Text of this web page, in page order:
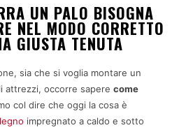
UN PALO BISOGNA
NEL MODO CORRETTO
GIUSTA TENUTA
sia che si voglia montare un
attrezzi, occorre sapere come
col dire che oggi la cosa è
impregnato a caldo e sotto